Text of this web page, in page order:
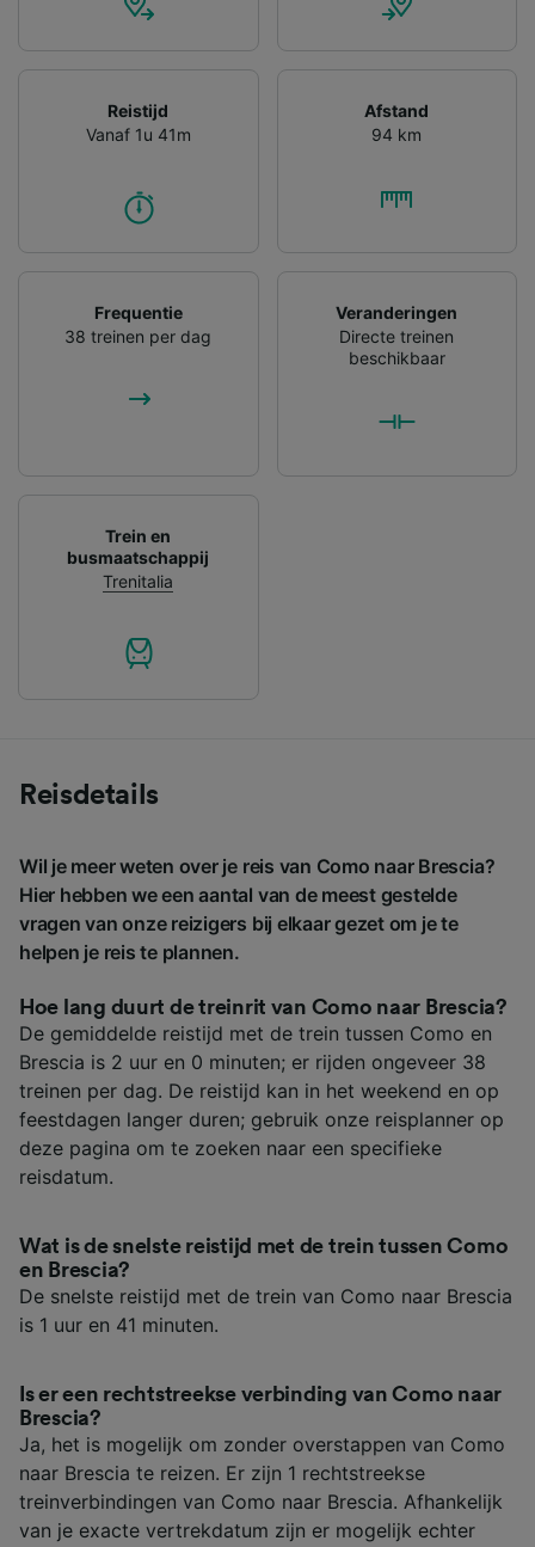
Reistijd
Vanaf 1u 41m
Afstand
94 km
Frequentie
38 treinen per dag
Veranderingen
Directe treinen
beschikbaar
Trein en
busmaatschappij
Trenitalia
Reisdetails
Wil je meer weten over je reis van Como naar Brescia?
Hier hebben we een aantal van de meest gestelde
vragen van onze reizigers bij elkaar gezet om je te
helpen je reis te plannen.
Hoe lang duurt de treinrit van Como naar Brescia?
De gemiddelde reistijd met de trein tussen Como en
Brescia is 2 uur en 0 minuten; er rijden ongeveer 38
treinen per dag. De reistijd kan in het weekend en op
feestdagen langer duren; gebruik onze reisplanner op
deze pagina om te zoeken naar een specifieke
reisdatum.
Wat is de snelste reistijd met de trein tussen Como
en Brescia?
De snelste reistijd met de trein van Como naar Brescia
is 1 uur en 41 minuten.
Is er een rechtstreekse verbinding van Como naar
Brescia?
Ja, het is mogelijk om zonder overstappen van Como
naar Brescia te reizen. Er zijn 1 rechtstreekse
treinverbindingen van Como naar Brescia. Afhankelijk
van je exacte vertrekdatum zijn er mogelijk echter
gevraagd om je niet te volgen.
Wij en onze partners verwerken gegevens
voor de volgende doeleinden:
Precieze geolocatiegegevens gebruiken. De
apparaatkenmerken actief scannen ter
advertenties en content, advertentie- en
contentmetingen, doelgroepenonderzoek en
ontwikkeling van diensten.